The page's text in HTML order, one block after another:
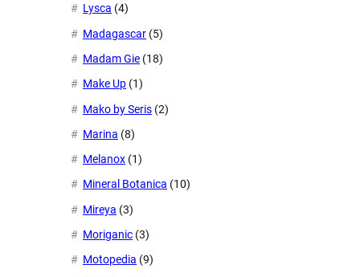
Lysca (4)
Madagascar (5)
Madam Gie (18)
Make Up (1)
Mako by Seris (2)
Marina (8)
Melanox (1)
Mineral Botanica (10)
Mireya (3)
Moriganic (3)
Motopedia (9)